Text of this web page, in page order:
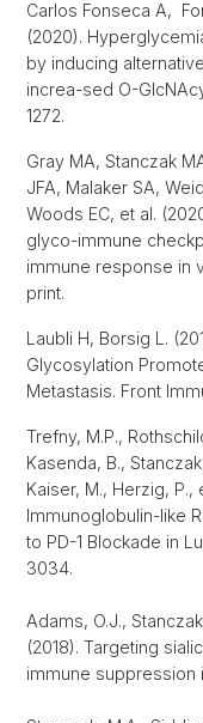
Carlos Fonseca A,
(2020).
by inducing
increa-sed O-
1272.
Gray MA, Stanczak
JFA, Malaker SA,
Woods EC, et al.
glyco-immune
immune response in
print.
Laubli H, Borsig L.
Glycosylation
Metastasis. Front
Trefny, M.P.,
Kasenda, B.,
Kaiser, M., Herzig, P.,
Immunoglobulin-like
to PD-1 Blockade in
3034.
Adams, O.J.,
(2018). Targeting
immune suppression